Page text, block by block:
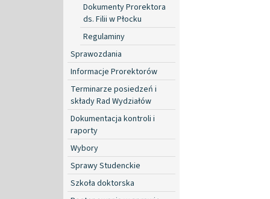
Dokumenty Prorektora
ds. Filii w Płocku
Regulaminy
Sprawozdania
Informacje Prorektorów
Terminarze posiedzeń i
składy Rad Wydziałów
Dokumentacja kontroli i
raporty
Wybory
Sprawy Studenckie
Szkoła doktorska